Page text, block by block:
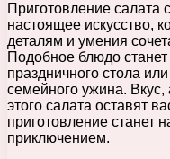
Приготовление
настоящее искусство,
деталям и умения
Подобное блюдо
праздничного стола
семейного ужина. Вкус,
этого салата оставят
приготовление станет
приключением.